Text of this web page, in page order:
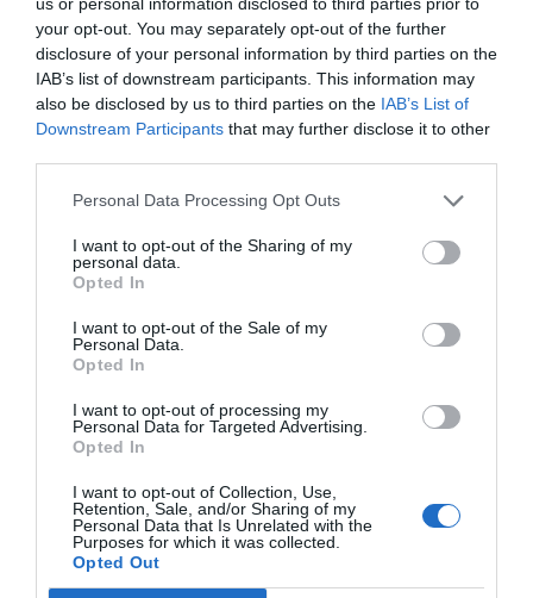
your opt-out. You may separately opt-out of the further
disclosure of your personal information by third parties on the
IAB’s list of downstream participants. This information may
also be disclosed by us to third parties on the IAB’s List of
Downstream Participants that may further disclose it to other
Personal Data Processing Opt Outs
I want to opt-out of the Sharing of my
personal data.
Opted In
I want to opt-out of the Sale of my
Personal Data.
Opted In
I want to opt-out of processing my
Personal Data for Targeted Advertising.
Opted In
I want to opt-out of Collection, Use,
Retention, Sale, and/or Sharing of my
Personal Data that Is Unrelated with the
Purposes for which it was collected.
Opted Out
ΔΕΊΤΕ ΕΠΊΣΗΣ...